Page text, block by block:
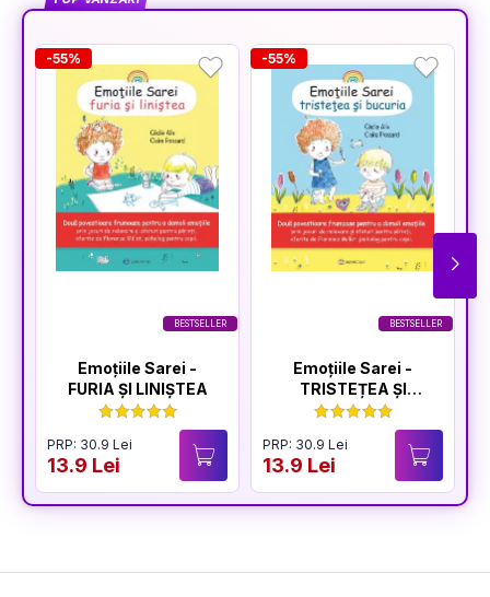
BESTSELLER
-55%
Emoțiile Sarei -
FURIA ȘI LINIȘTEA
PRP: 30.9 Lei
13.9 Lei
BESTSELLER
-55%
Emoțiile Sarei -
TRISTEȚEA ȘI
BUCURIA
PRP: 30.9 Lei
13.9 Lei